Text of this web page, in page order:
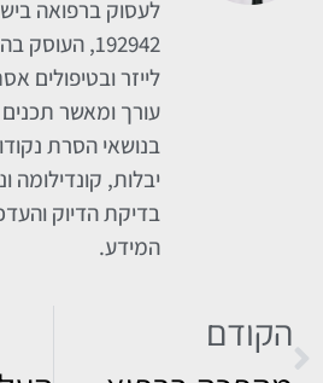
192942,
לייזר ובטיפולים
עורך ומאשר
בנושאי הסרת
יבלות, קונדילומה
בדיקת הדיוק
המידע.
הקודם